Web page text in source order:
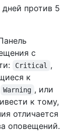
против 5
с
Critical ,
к
Warning , или
к тому,
отличается
оповещений.